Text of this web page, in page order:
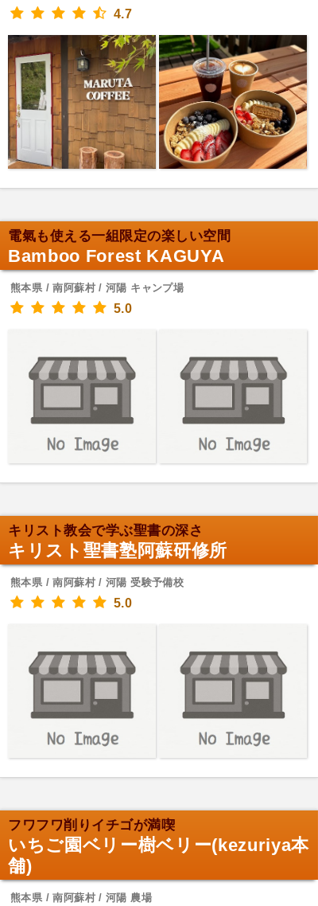
4.7
電氣も使える一組限定の楽しい空間
Bamboo Forest KAGUYA
熊本県 / 南阿蘇村 / 河陽 キャンプ場
5.0
キリスト教会で学ぶ聖書の深さ
キリスト聖書塾阿蘇研修所
熊本県 / 南阿蘇村 / 河陽 受験予備校
5.0
フワフワ削りイチゴが満喫
いちご園ベリー樹ベリー(kezuriya本
舗)
熊本県 / 南阿蘇村 / 河陽 農場